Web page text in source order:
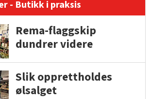
- Butikk i praksis
Rema-flaggskip
dundrer videre
Slik opprettholdes
ølsalget